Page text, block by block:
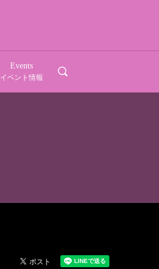
Events
イベント情報
search